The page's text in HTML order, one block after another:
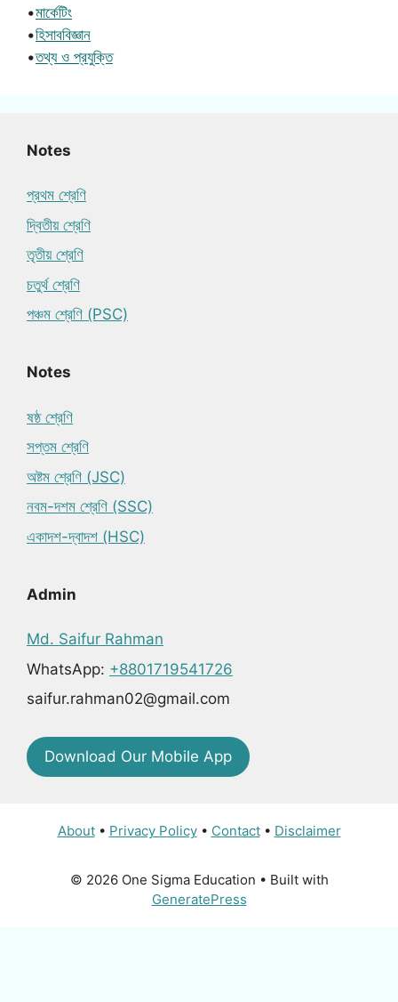
•মার্কেটিং
•হিসাববিজ্ঞান
•তথ্য ও প্রযুক্তি
Notes
প্রথম শ্রেণি
দ্বিতীয় শ্রেণি
তৃতীয় শ্রেণি
চতুর্থ শ্রেণি
পঞ্চম শ্রেণি (PSC)
Notes
ষষ্ঠ শ্রেণি
সপ্তম শ্রেণি
অষ্টম শ্রেণি (JSC)
নবম-দশম শ্রেণি (SSC)
একাদশ-দ্বাদশ (HSC)
Admin
Md. Saifur Rahman
WhatsApp: +8801719541726
saifur.rahman02@gmail.com
Download Our Mobile App
About• Privacy Policy• Contact• Disclaimer
© 2026 One Sigma Education • Built with
GeneratePress